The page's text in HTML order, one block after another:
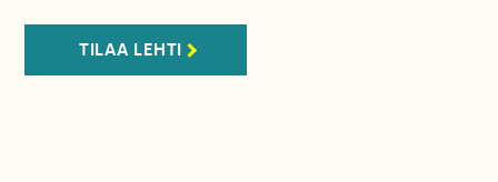
TILAA LEHTI